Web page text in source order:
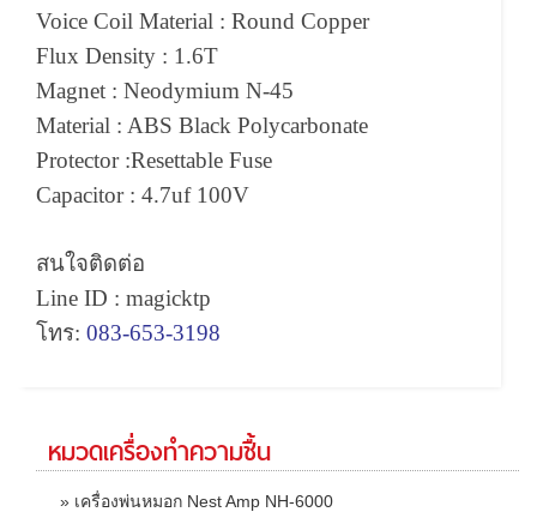
Voice Coil Material : Round Copper
Flux Density : 1.6T
Magnet : Neodymium N-45
Material : ABS Black Polycarbonate
Protector :Resettable Fuse
Capacitor : 4.7uf 100V
สนใจติดต่อ
Line ID : magicktp
โทร: 083-653-3198
หมวดเครื่องทำความชื้น
» เครื่องพ่นหมอก Nest Amp NH-6000